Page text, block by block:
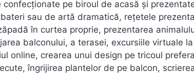
pe biroul de acasă și
sau de artă dramatică, rețetele
în curtea proprie, prezentarea
balconului, a terasei, excursiile virtuale
online, crearea unui design pe tricoul
îngrijirea plantelor de pe balcon,